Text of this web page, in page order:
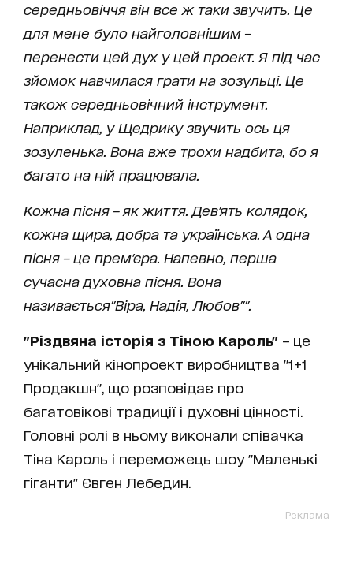
середньовіччя він все ж таки звучить. Це
для мене було найголовнішим –
перенести цей дух у цей проект. Я під час
зйомок навчилася грати на зозульці. Це
також середньовічний інструмент.
Наприклад, у Щедрику звучить ось ця
зозуленька. Вона вже трохи надбита, бо я
багато на ній працювала.
Кожна пісня – як життя. Дев'ять колядок,
кожна щира, добра та українська. А одна
пісня – це прем'єра. Напевно, перша
сучасна духовна пісня. Вона
називається"Віра, Надія, Любов"".
"Різдвяна історія з Тіною Кароль" – це
унікальний кінопроект виробництва "1+1
Продакшн", що розповідає про
багатовікові традиції і духовні цінності.
Головні ролі в ньому виконали співачка
Тіна Кароль і переможець шоу "Маленькі
гіганти" Євген Лебедин.
Реклама